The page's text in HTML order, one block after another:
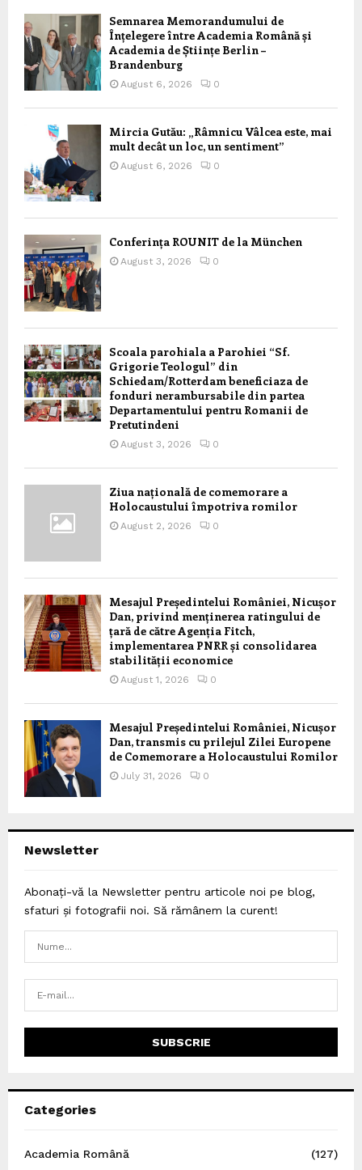
Semnarea Memorandumului de
Înțelegere între Academia Română și
Academia de Științe Berlin –
Brandenburg
August 6, 2026 0
Mircia Gutău: „Râmnicu Vâlcea este, mai
mult decât un loc, un sentiment”
August 6, 2026 0
Conferința ROUNIT de la München
August 3, 2026 0
Scoala parohiala a Parohiei “Sf.
Grigorie Teologul” din
Schiedam/Rotterdam beneficiaza de
fonduri nerambursabile din partea
Departamentului pentru Romanii de
Pretutindeni
August 3, 2026 0
Ziua națională de comemorare a
Holocaustului împotriva romilor
August 2, 2026 0
Mesajul Președintelui României, Nicușor
Dan, privind menținerea ratingului de
țară de către Agenția Fitch,
implementarea PNRR și consolidarea
stabilității economice
August 1, 2026 0
Mesajul Președintelui României, Nicușor
Dan, transmis cu prilejul Zilei Europene
de Comemorare a Holocaustului Romilor
July 31, 2026 0
Newsletter
Abonați-vă la Newsletter pentru articole noi pe blog,
sfaturi și fotografii noi. Să rămânem la curent!
Categories
Academia Română (127)